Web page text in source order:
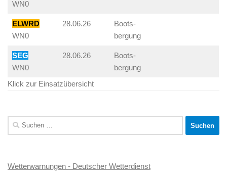
WN0
ELWRD
WN0
28.06.26
Boots-
bergung
SEG
WN0
28.06.26
Boots-
bergung
Klick zur Einsatzübersicht
Suchen
nach:
Wetterwarnungen - Deutscher Wetterdienst